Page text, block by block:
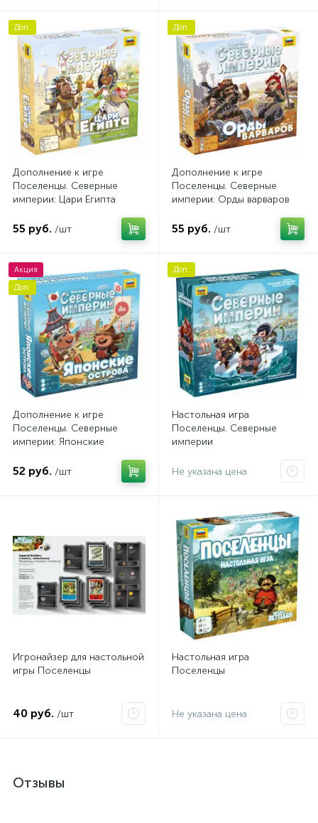
Доп.
Дополнение к игре
Поселенцы. Северные
империи: Цари Египта
55 руб. /шт
Доп.
Дополнение к игре
Поселенцы. Северные
империи: Орды варваров
55 руб. /шт
Акция
Доп.
Дополнение к игре
Поселенцы. Северные
империи: Японские
52 руб. /шт
Доп.
Настольная игра
Поселенцы. Северные
империи
Не указана цена
Игронайзер для настольной
игры Поселенцы
40 руб. /шт
Настольная игра
Поселенцы
Не указана цена
Отзывы